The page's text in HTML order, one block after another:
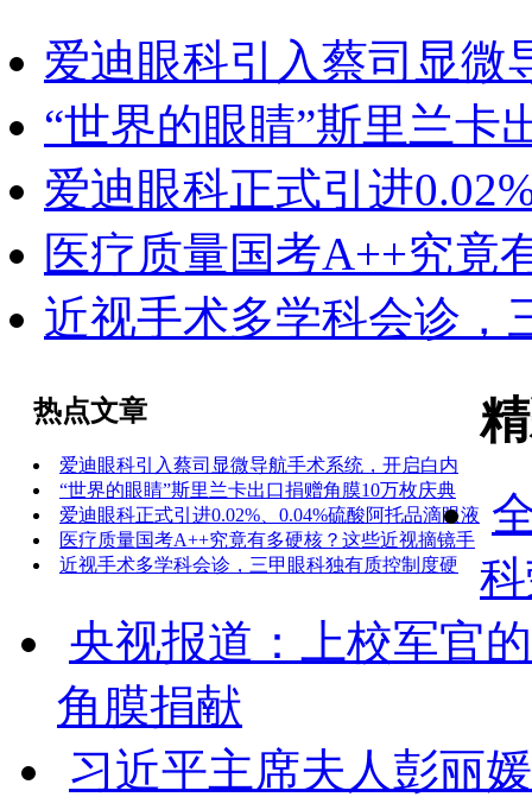
爱迪眼科引入蔡司显微
“世界的眼睛”斯里兰卡
爱迪眼科正式引进
医疗质量国考A++究竟
近视手术多学科会诊，
热点文章
爱迪眼科引入蔡司显微导航手术系统，开启白内
“世界的眼睛”斯里兰卡出口捐赠角膜10万枚庆典
爱迪眼科正式引进0.02%、0.04%硫酸阿托品滴眼液
医疗质量国考A++究竟有多硬核？这些近视摘镜手
近视手术多学科会诊，三甲眼科独有质控制度硬
央视报道：上校军官
角膜捐献
习近平主席夫人彭丽